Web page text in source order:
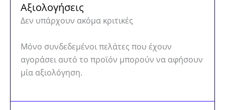
Αξιολογήσεις
Δεν υπάρχουν ακόμα κριτικές
Μόνο συνδεδεμένοι πελάτες που έχουν
αγοράσει αυτό το προϊόν μπορούν να αφήσουν
μία αξιολόγηση.